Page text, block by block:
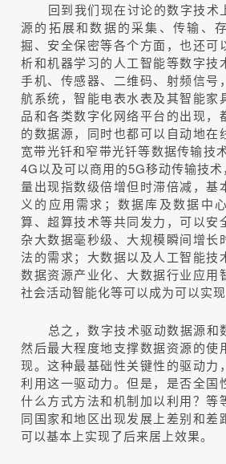
回到我们现在讨论的数字技术
源的拓展和数据的采集、传输、
掘、安全保密等各个方面，也还可
析和机器学习的人工智能等数字技
手机、传感器、二维码、射频信号
航系统，智能电表水表及其智能家
品和各类数字化网络平台的出现，
的数据源，同时也都可以自动地在
宽带光钎和窄带光钎等数据传输技
4G以及可以商用的5G移动传输技
量出现指数级倍增但时滞倍减，基
义的应用需求；数据库及数据中
算、超算技术等共同发力，可以安
杂大数据毫秒级、大规模瞬间增长
法的需求；大数据以及人工智能技
数据资源产业化、大数据行业应用
社会活动智能化等可以成为可以实现
总之，数字技术驱动数据源和
然后最大程度地支撑数据资源的使
现。这种最基础性关键性的驱动力
利用这一驱动力。但是，是否全国
什么方式方法和机制加以利用？等
同国家和地区出现发展上差别和差
可以基本上实现了后来居上效果。